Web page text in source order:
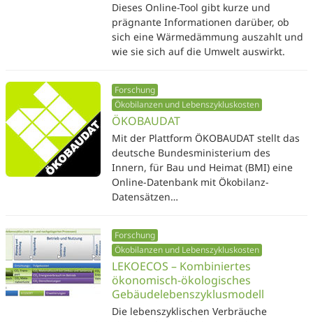
Dieses Online-Tool gibt kurze und
prägnante Informationen darüber, ob
sich eine Wärmedämmung auszahlt und
wie sie sich auf die Umwelt auswirkt.
Forschung
Ökobilanzen und Lebenszykluskosten
ÖKOBAUDAT
Mit der Plattform ÖKOBAUDAT stellt das
deutsche Bundesministerium des
Innern, für Bau und Heimat (BMI) eine
Online-Datenbank mit Ökobilanz-
Datensätzen…
Forschung
Ökobilanzen und Lebenszykluskosten
LEKOECOS – Kombiniertes
ökonomisch-ökologisches
Gebäudelebenszyklusmodell
Die lebenszyklischen Verbräuche